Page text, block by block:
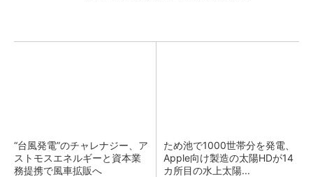
“台風発電”のチャレナジー、ア
ストモスエネルギーと資本業
務提携で風車拡販へ
ため池で1000世帯分を発電、
Apple向け製造の太陽HDが14
カ所目の水上太陽...